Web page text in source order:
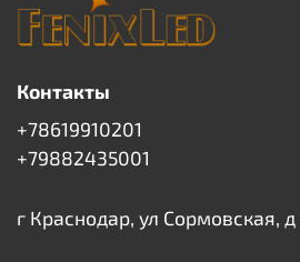
Контакты
+78619910201
+79882435001
г Краснодар, ул Сормовская,